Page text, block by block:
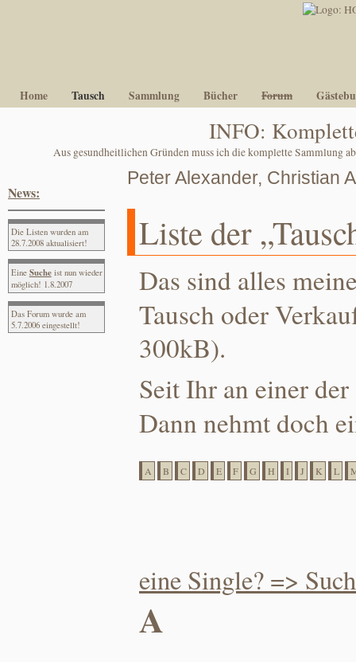
Home Tausch Sammlung Bücher Forum
INFO:
Aus gesundheitlichen Gründen muss ich die komplette Sammlung
News:
Die Listen wurden am
28.7.2008 aktualisiert!
Eine Sucheist nun wieder
möglich! 1.8.2007
Das Forum wurde am
5.7.2006 eingestellt!
Peter Alexander, Christian
Liste der
Das sind alles
Tausch oder
300kB).
Seit Ihr an einer
Dann nehmt doch
A B C D E F G H I J K L
eine Single? =>
A